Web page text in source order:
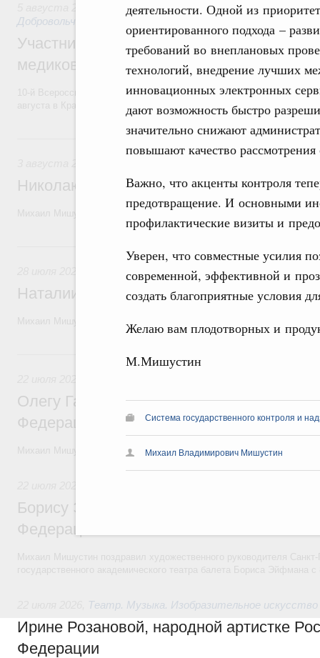
деятельности. Одной из
ориентированного подхода –
требований во внеплановых
технологий, внедрение лучших
инновационных электронных
дают возможность быстро
значительно снижают
повышают качество
Важно, что акценты контроля
предотвращение. И основными
профилактические визиты и
Уверен, что совместные усилия
современной, эффективной и
создать благоприятные условия
Желаю вам плодотворных и
М.Мишустин
Система государственного контроля и
Михаил Владимирович Мишустин
Социальные инновации. Некоммерческие
Добровольчество и волонтёрство. Благотворительность
Участникам и гостям Всероссийского
медиков и медицинской молодёжи
10-й Всероссийский форум волонтёров-медиков и медицинской
3 августа, понедельник
Николаю Бурляеву, народному артисту
Михаил Мишустин поздравил актёра театра и кино, режиссёра с 80-
Кинематография, кинопроизводство,
Наталии Белохвостиковой, народной
Олегу Газманову, народному артисту
Федерации
Михаил Мишустин поздравил эстрадного певца, композитора,
Борису Эйфману, народному артисту
Федерации
Театр. Музыка. Изобразительное искусство
Ирине Розановой, народной артистке
Федерации